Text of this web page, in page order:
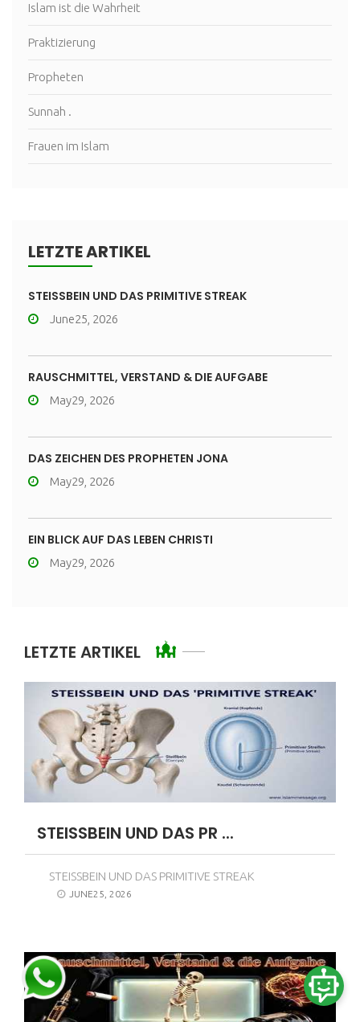
Islam ist die Wahrheit
Praktizierung
Propheten
Sunnah .
Frauen im Islam
LETZTE ARTIKEL
STEISSBEIN UND DAS PRIMITIVE STREAK
June25, 2026
RAUSCHMITTEL, VERSTAND & DIE AUFGABE
May29, 2026
DAS ZEICHEN DES PROPHETEN JONA
May29, 2026
EIN BLICK AUF DAS LEBEN CHRISTI
May29, 2026
LETZTE ARTIKEL
STEISSBEIN UND DAS PR ...
STEISSBEIN UND DAS PRIMITIVE STREAK
JUNE25, 2026